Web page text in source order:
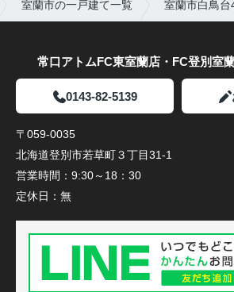
室蘭市の一戸建て一覧 室蘭市白鳥
常口アトムFC東室蘭店・FC登別室
0143-82-5139
〒059-0035
北海道登別市若草町３丁目31-1
営業時間： 9:30～18：30
定休日： 無